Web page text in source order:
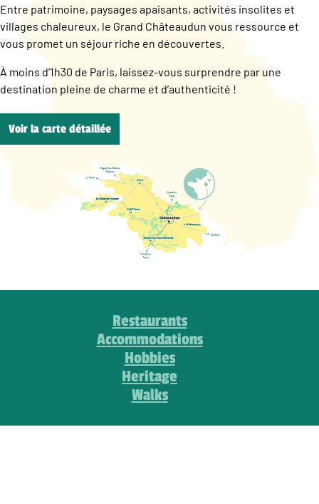
Entre patrimoine, paysages apaisants, activités insolites et
villages chaleureux, le Grand Châteaudun vous ressource et
vous promet un séjour riche en découvertes.
À moins d’1h30 de Paris, laissez-vous surprendre par une
destination pleine de charme et d’authenticité !
Voir la carte détaillée
Restaurants
Accommodations
Hobbies
Heritage
Walks